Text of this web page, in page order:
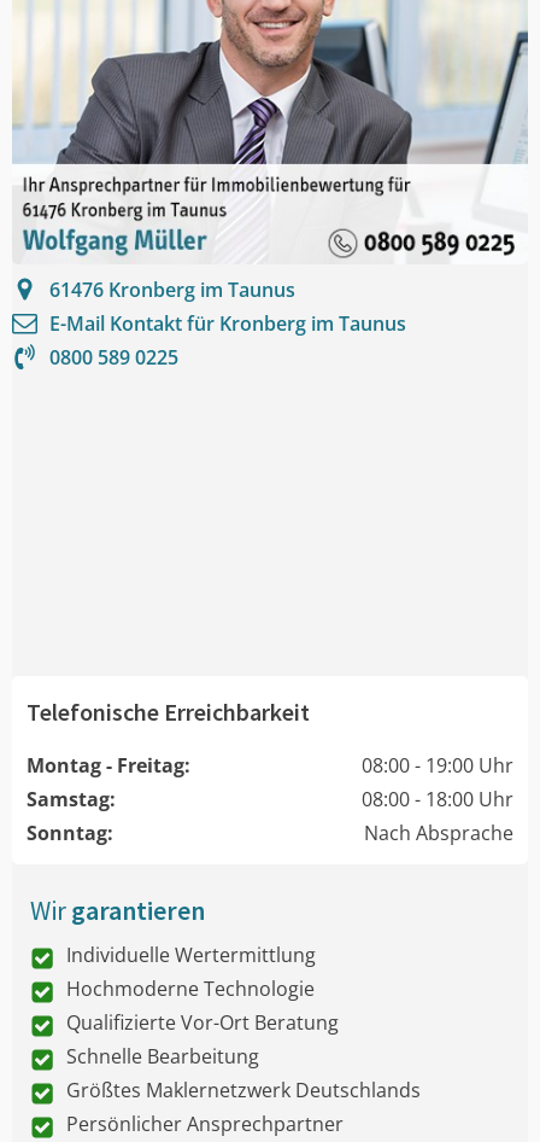
61476 Kronberg im Taunus
E-Mail Kontakt für Kronberg im Taunus
0800 589 0225
Telefonische Erreichbarkeit
Montag - Freitag:
08:00 - 19:00 Uhr
Samstag:
08:00 - 18:00 Uhr
Sonntag:
Nach Absprache
Wirgarantieren
Individuelle Wertermittlung
Hochmoderne Technologie
Qualifizierte Vor-Ort Beratung
Schnelle Bearbeitung
Größtes Maklernetzwerk Deutschlands
Persönlicher Ansprechpartner